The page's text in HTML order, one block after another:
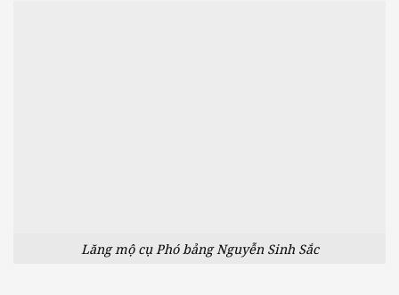
Lăng mộ cụ Phó bảng Nguyễn Sinh Sắc